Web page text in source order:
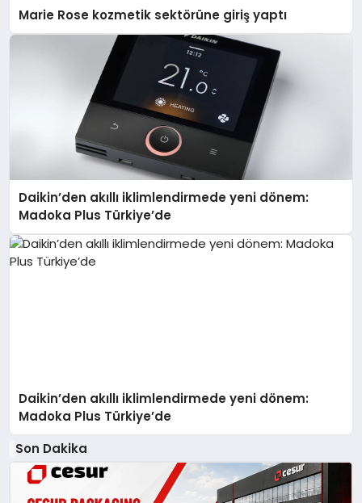
Marie Rose kozmetik sektörüne giriş yaptı
Daikin’den akıllı iklimlendirmede yeni dönem:
Madoka Plus Türkiye’de
Daikin’den akıllı iklimlendirmede yeni dönem:
Madoka Plus Türkiye’de
Son Dakika